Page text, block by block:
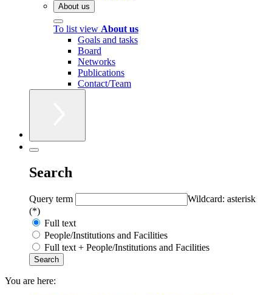
About us
To list view About us
Goals and tasks
Board
Networks
Publications
Contact/Team
Search
Query term
Wildcard: asterisk
(*)
Full text
People/Institutions and Facilities
Full text + People/Institutions and Facilities
You are here: